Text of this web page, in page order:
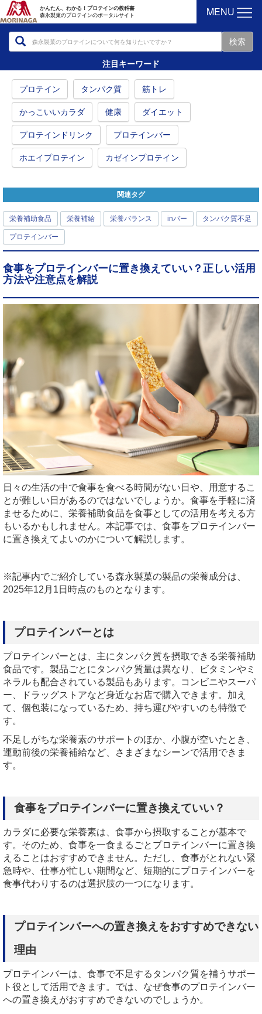
かんたん、わかる！プロテインの教科書
森永製菓のプロテインのポータルサイト
MENU
注目キーワード
プロテイン タンパク質 筋トレ
かっこいいカラダ 健康 ダイエット
プロテインドリンク プロテインバー
ホエイプロテイン カゼインプロテイン
関連タグ
栄養補助食品 栄養補給 栄養バランス inバー タンパク質不足
プロテインバー
食事をプロテインバーに置き換えていい？正しい活用
方法や注意点を解説
日々の生活の中で食事を食べる時間がない日や、用意するこ
とが難しい日があるのではないでしょうか。食事を手軽に済
ませるために、栄養補助食品を食事としての活用を考える方
もいるかもしれません。本記事では、食事をプロテインバー
に置き換えてよいのかについて解説します。
※記事内でご紹介している森永製菓の製品の栄養成分は、
2025年12 月 1 日時点のものとなります。
プロテインバーとは
プロテインバーとは、主にタンパク質を摂取できる栄養補助
食品です。製品ごとにタンパク質量は異なり、ビタミンやミ
ネラルも配合されている製品もあります。コンビニやスーパ
ー、ドラッグストアなど身近なお店で購入できます。加え
て、個包装になっているため、持ち運びやすいのも特徴で
す。
不足しがちな栄養素のサポートのほか、小腹が空いたとき、
運動前後の栄養補給など、さまざまなシーンで活用できま
す。
食事をプロテインバーに置き換えていい？
カラダに必要な栄養素は、食事から摂取することが基本で
す。そのため、食事を一食まるごとプロテインバーに置き換
えることはおすすめできません。ただし、食事がとれない緊
急時や、仕事が忙しい期間など、短期的にプロテインバーを
食事代わりするのは選択肢の一つになります。
プロテインバーへの置き換えをおすすめできない
理由
プロテインバーは、食事で不足するタンパク質を補うサポー
ト役として活用できます。では、なぜ食事のプロテインバー
への置き換えがおすすめできないのでしょうか。